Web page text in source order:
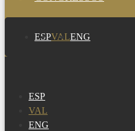
ESPVALENG
ESP
VAL
ENG